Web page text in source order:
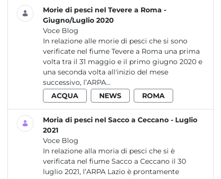
Morie di pesci nel Tevere a Roma -
Giugno/Luglio 2020
Voce Blog
In relazione alle morie di pesci che si sono
verificate nel fiume Tevere a Roma una prima
volta tra il 31 maggio e il primo giugno 2020 e
una seconda volta all'inizio del mese
successivo, l’ARPA...
ACQUA
NEWS ROMA
Moria di pesci nel Sacco a Ceccano - Luglio
2021
Voce Blog
In relazione alla moria di pesci che si è
verificata nel fiume Sacco a Ceccano il 30
luglio 2021, l’ARPA Lazio è prontamente